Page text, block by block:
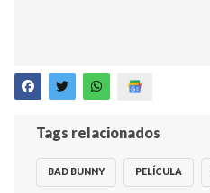
Tags relacionados
BAD BUNNY PELÍCULA